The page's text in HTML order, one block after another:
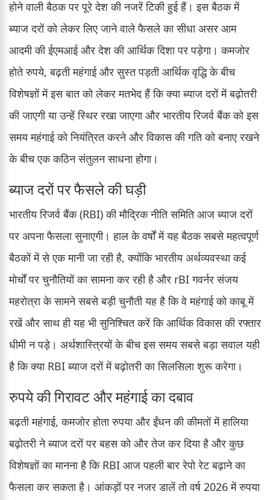
होने वाली बैठक पर पूरे देश की नजरें टिकी हुई हैं। इस बैठक में
ब्याज दरों को लेकर लिए जाने वाले फैसले का सीधा असर आम
आदमी की ईएमआई और देश की आर्थिक दिशा पर पड़ेगा। कमजोर
होते रुपये, बढ़ती महंगाई और सुस्त पड़ती आर्थिक वृद्धि के बीच
विशेषज्ञों में इस बात को लेकर मतभेद हैं कि क्या ब्याज दरों में बढ़ोतरी
की जाएगी या उन्हें स्थिर रखा जाएगा और भारतीय रिजर्व बैंक को इस
समय महंगाई को नियंत्रित करने और विकास की गति को बनाए रखने
के बीच एक कठिन संतुलन साधना होगा।
ब्याज दरों पर फैसले की घड़ी
भारतीय रिजर्व बैंक (RBI) की मौद्रिक नीति समिति आज ब्याज दरों
पर अपना फैसला सुनाएगी। हाल के वर्षों में यह बैठक सबसे महत्वपूर्ण
बैठकों में से एक मानी जा रही है, क्योंकि भारतीय अर्थव्यवस्था कई
मोर्चों पर चुनौतियों का सामना कर रही है और rBI गवर्नर संजय
महरोत्रा के सामने सबसे बड़ी चुनौती यह है कि वे महंगाई को काबू में
रखें और साथ ही यह भी सुनिश्चित करें कि आर्थिक विकास की रफ्तार
धीमी न पड़े। अर्थशास्त्रियों के बीच इस समय सबसे बड़ा सवाल यही
है कि क्या RBI ब्याज दरों में बढ़ोतरी का सिलसिला शुरू करेगा।
रुपये की गिरावट और महंगाई का दबाव
बढ़ती महंगाई, कमजोर होता रुपया और ईंधन की कीमतों में हालिया
बढ़ोतरी ने ब्याज दरों पर बहस को और तेज कर दिया है और कुछ
विशेषज्ञों का मानना है कि RBI आज पहली बार रेपो रेट बढ़ाने का
फैसला कर सकता है। आंकड़ों पर नजर डालें तो वर्ष 2026 में रुपया